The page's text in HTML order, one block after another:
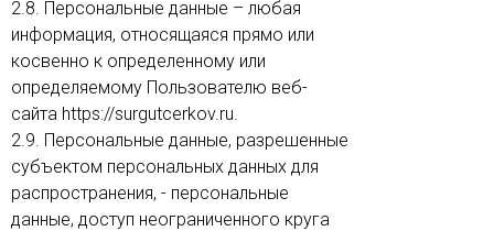
2.8. Персональные данные – любая
информация, относящаяся прямо или
косвенно к определенному или
определяемому Пользователю веб-
сайта https://surgutcerkov.ru.
2.9. Персональные данные, разрешенные
субъектом персональных данных для
распространения, - персональные
данные, доступ неограниченного круга